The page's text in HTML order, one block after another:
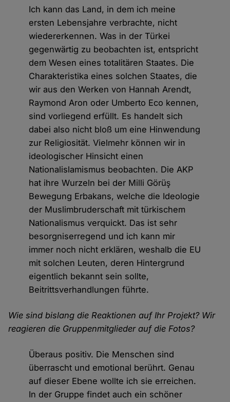
Ich kann das Land, in dem ich meine
ersten Lebensjahre verbrachte, nicht
wiedererkennen. Was in der Türkei
gegenwärtig zu beobachten ist, entspricht
dem Wesen eines totalitären Staates. Die
Charakteristika eines solchen Staates, die
wir aus den Werken von Hannah Arendt,
Raymond Aron oder Umberto Eco kennen,
sind vorliegend erfüllt. Es handelt sich
dabei also nicht bloß um eine Hinwendung
zur Religiosität. Vielmehr können wir in
ideologischer Hinsicht einen
Nationalislamismus beobachten. Die AKP
hat ihre Wurzeln bei der Milli Görüş
Bewegung Erbakans, welche die Ideologie
der Muslimbruderschaft mit türkischem
Nationalismus verquickt. Das ist sehr
besorgniserregend und ich kann mir
immer noch nicht erklären, weshalb die EU
mit solchen Leuten, deren Hintergrund
eigentlich bekannt sein sollte,
Beitrittsverhandlungen führte.
Wie sind bislang die Reaktionen auf Ihr Projekt? Wir
reagieren die Gruppenmitglieder auf die Fotos?
Überaus positiv. Die Menschen sind
überrascht und emotional berührt. Genau
auf dieser Ebene wollte ich sie erreichen.
In der Gruppe findet auch ein schöner